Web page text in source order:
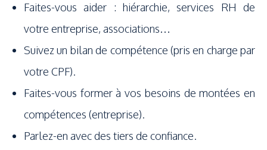
Faites-vous aider : hiérarchie, services RH de
votre entreprise, associations…
Suivez un bilan de compétence (pris en charge par
votre CPF).
Faites-vous former à vos besoins de montées en
compétences (entreprise).
Parlez-en avec des tiers de confiance.